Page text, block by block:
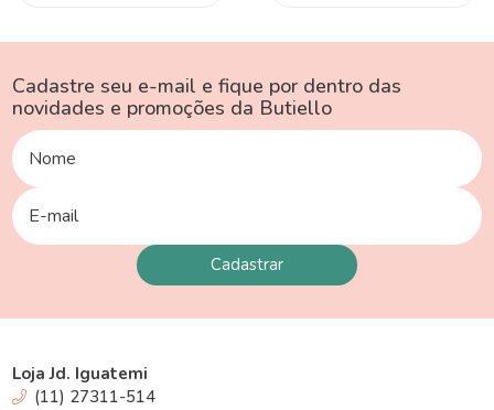
Cadastre seu e-mail e fique por dentro das
novidades e promoções da Butiello
Loja Jd. Iguatemi
(11) 27311-514